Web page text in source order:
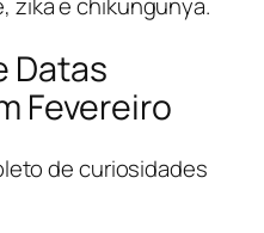
Datas
Fevereiro
de curiosidades